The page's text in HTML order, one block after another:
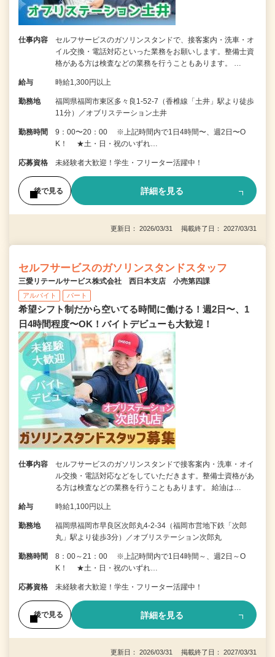
仕事内容
セルフサービスのガソリンスタンドで、接客案内・洗車・オ
イル交換・電話対応といった業務をお願いします。整備士資
格がある方は検査などの業務を行うこともあります。 …
給与 時給1,300円以上
勤務地
福岡県福岡市東区多々良1-52-7（香椎線「土井」駅より徒歩
11分）／オブリステーション土井
勤務時間
9：00〜20：00 ※上記時間内で1日4時間〜、週2日〜O
K！ ★土・日・祝のいずれ…
応募資格 未経験者大歓迎！学生・フリーター活躍中！
後で見る 詳細を見る
更新日： 2026/03/31 掲載終了日： 2027/03/31
セルフサービスのガソリンスタンドスタッフ
三愛リテールサービス株式会社 西日本支店 小売第四課
アルバイト パート
希望シフト制だから空いてる時間に働ける！週2日〜、1
日4時間程度〜OK！バイトデビューも大歓迎！
仕事内容
セルフサービスのガソリンスタンドで接客案内・洗車・オイ
ル交換・電話対応などをしていただきます。整備士資格があ
る方は検査などの業務を行うこともあります。 給油は…
給与 時給1,100円以上
勤務地
福岡県福岡市早良区次郎丸4-2-34（福岡市営地下鉄「次郎
丸」駅より徒歩3分）／オブリステーション次郎丸
勤務時間
8：00～21：00 ※上記時間内で1日4時間～、週2日～O
K！ ★土・日・祝のいずれ…
応募資格 未経験者大歓迎！学生・フリーター活躍中！
後で見る 詳細を見る
更新日： 2026/03/31 掲載終了日： 2027/03/31